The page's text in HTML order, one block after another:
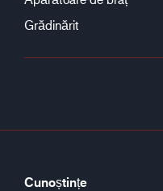
Grădinărit
Cunoștințe